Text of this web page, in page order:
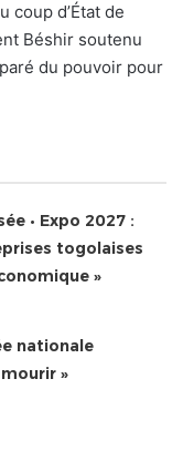
coup d’État de
Béshir soutenu
du pouvoir pour
• Expo 2027 :
togolaises
»
nationale
»